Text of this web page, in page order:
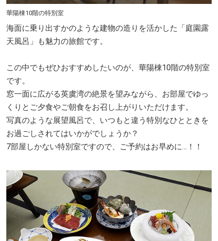
華陽棟10階の特別室
海面に乗り出すかのような建物の造りを活かした「庭園露
天風呂」も魅力の旅館です。
この中でもぜひおすすめしたいのが、華陽棟10階の特別室
です。
窓一面に広がる英虞湾の絶景を望みながら、お部屋でゆっ
くりとご夕食やご朝食をお召し上がりいただけます。
写真のような展望風呂で、いつもと違う特別なひとときを
お過ごしされてはいかがでしょうか？
7部屋しかない特別室ですので、ご予約はお早めに…！！